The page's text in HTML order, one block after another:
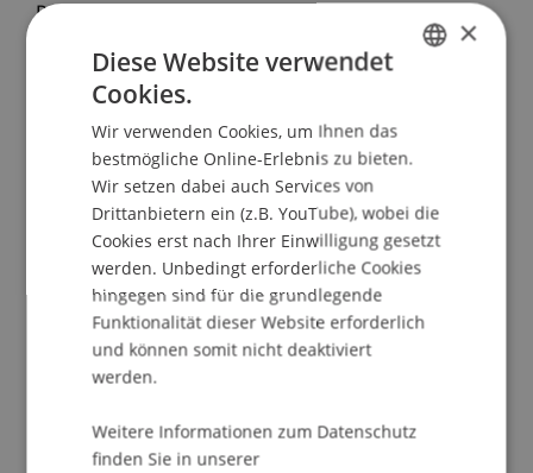
Prof. Dr. Martin Wenz liefert Antworten. Er hält
am Mittwoch, 22. April 2026, das Referat zum
Thema „Neue Weltsteuerordnung - Konzeption
und Auswirkungen auf Liechtenstein“. Der
Steuerexperte ordnet die neuen globalen Regeln
klar ein. Er zeigt strategische Wege auf. Er
beweist, wie unser Land in diesem kompetitiven
Umfeld wettbewerbsfähig bleibt.
Nach dem Impulsreferat folgt eine moderierte
Diskussion. Die Peter Marxer Lecture Foundation
ermöglicht diese Veranstaltungsreihe. Der Eintritt
ist frei.
Jetzt anmelden
×
Diese Website verwendet
Cookies.
Wir verwenden Cookies, um Ihnen das
bestmögliche Online-Erlebnis zu bieten.
Wir setzen dabei auch Services von
Drittanbietern ein (z.B. YouTube), wobei die
Cookies erst nach Ihrer Einwilligung gesetzt
werden. Unbedingt erforderliche Cookies
hingegen sind für die grundlegende
Funktionalität dieser Website erforderlich
und können somit nicht deaktiviert
werden.
Weitere Informationen zum Datenschutz
finden Sie in unserer